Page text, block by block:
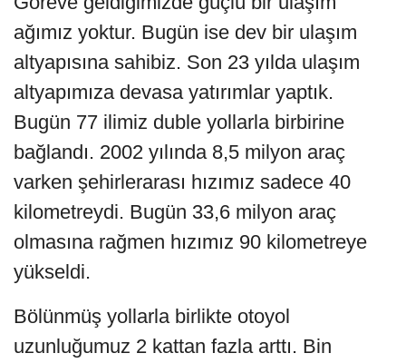
ağımız yoktur. Bugün ise dev bir ulaşım
altyapısına sahibiz. Son 23 yılda ulaşım
altyapımıza devasa yatırımlar yaptık.
Bugün 77 ilimiz duble yollarla birbirine
bağlandı. 2002 yılında 8,5 milyon araç
varken şehirlerarası hızımız sadece 40
kilometreydi. Bugün 33,6 milyon araç
olmasına rağmen hızımız 90 kilometreye
yükseldi.
Bölünmüş yollarla birlikte otoyol
uzunluğumuz 2 kattan fazla arttı. Bin